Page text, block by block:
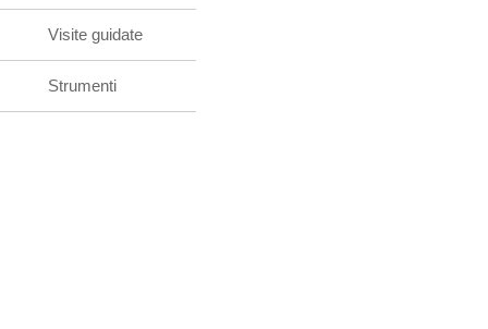
Visite guidate
Strumenti